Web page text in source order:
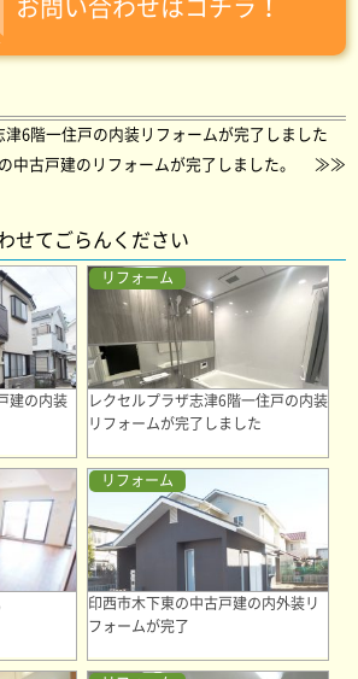
津6階一住戸の内装リフォームが完了しました
中古戸建のリフォームが完了しました。
≫≫
せてごらんください
建の内装
リフォーム
レクセルプラザ志津6階一住戸の内装
リフォームが完了しました
リフォーム
印西市木下東の中古戸建の内外装リ
フォームが完了